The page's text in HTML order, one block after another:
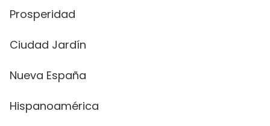
Prosperidad
Ciudad Jardín
Nueva España
Hispanoamérica